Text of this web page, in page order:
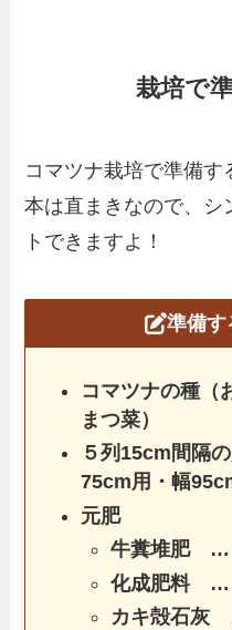
栽培で
コマツナ栽培で準備
本は直まきなので、シ
トできますよ！
準備す
コマツナの種（
まつ菜）
５列15cm間隔
75cm用・幅
元肥
牛糞堆肥
化成肥料
カキ殻石